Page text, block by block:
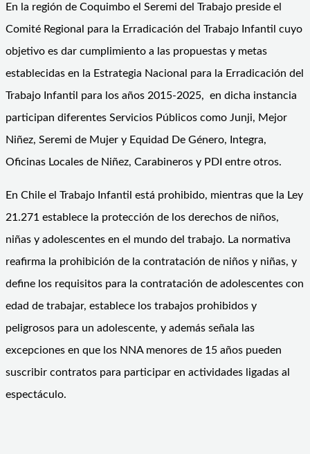
En la región de Coquimbo el Seremi del Trabajo preside el
Comité Regional para la Erradicación del Trabajo Infantil cuyo
objetivo es dar cumplimiento a las propuestas y metas
establecidas en la Estrategia Nacional para la Erradicación del
Trabajo Infantil para los años 2015-2025, en dicha instancia
participan diferentes Servicios Públicos como Junji, Mejor
Niñez, Seremi de Mujer y Equidad De Género, Integra,
Oficinas Locales de Niñez, Carabineros y PDI entre otros.
En Chile el Trabajo Infantil está prohibido, mientras que la Ley
21.271 establece la protección de los derechos de niños,
niñas y adolescentes en el mundo del trabajo. La normativa
reafirma la prohibición de la contratación de niños y niñas, y
define los requisitos para la contratación de adolescentes con
edad de trabajar, establece los trabajos prohibidos y
peligrosos para un adolescente, y además señala las
excepciones en que los NNA menores de 15 años pueden
suscribir contratos para participar en actividades ligadas al
espectáculo.